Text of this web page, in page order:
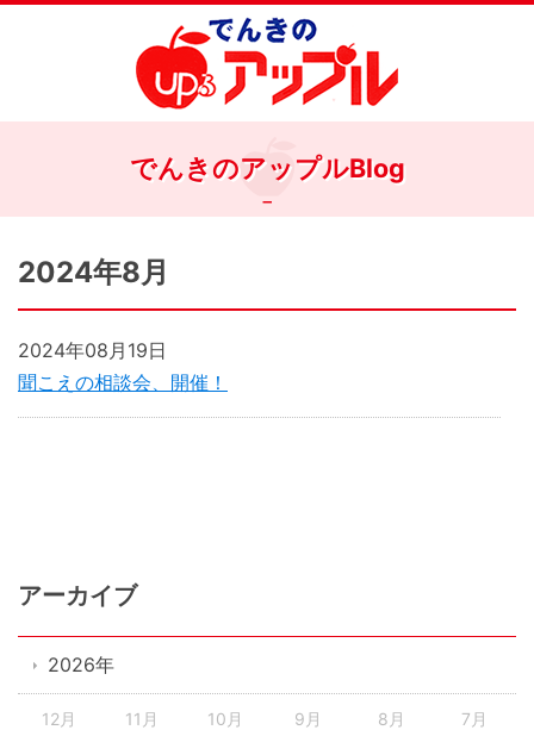
でんきのアップルBlog
2024年8月
聞こえの相談会、開催！
2024年08月19日
アーカイブ
2026年
12月 11月 10月 9月 8月 7月